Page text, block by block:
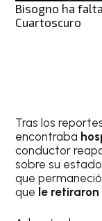
Bisogno ha
Cuartoscuro
Tras los
encontraba
conductor
sobre su
que permaneció
que le retiraron